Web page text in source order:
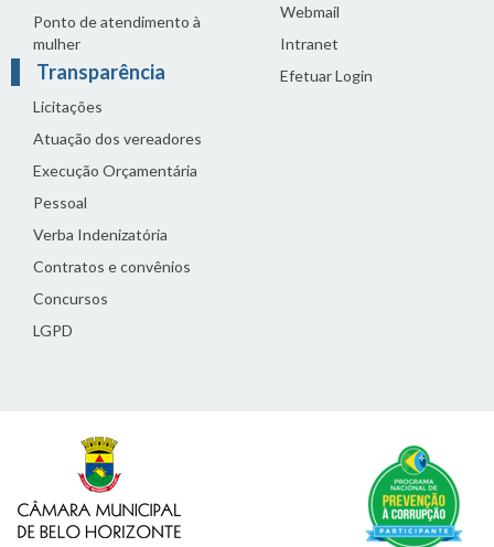
Ponto de atendimento à
mulher
Transparência
Licitações
Atuação dos vereadores
Execução Orçamentária
Pessoal
Verba Indenizatória
Contratos e convênios
Concursos
LGPD
Webmail
Intranet
Efetuar Login